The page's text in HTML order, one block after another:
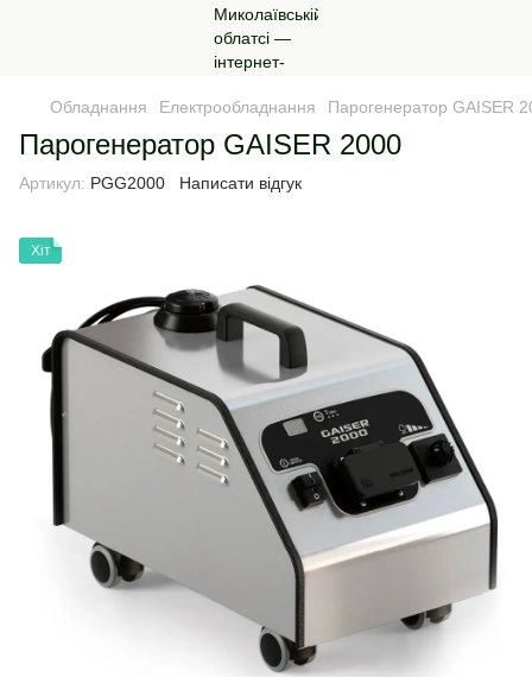
Обладнання Електрообладнання Парогенератор GAISER
Парогенератор GAISER 2000
Артикул: PGG2000 Написати відгук
Хіт